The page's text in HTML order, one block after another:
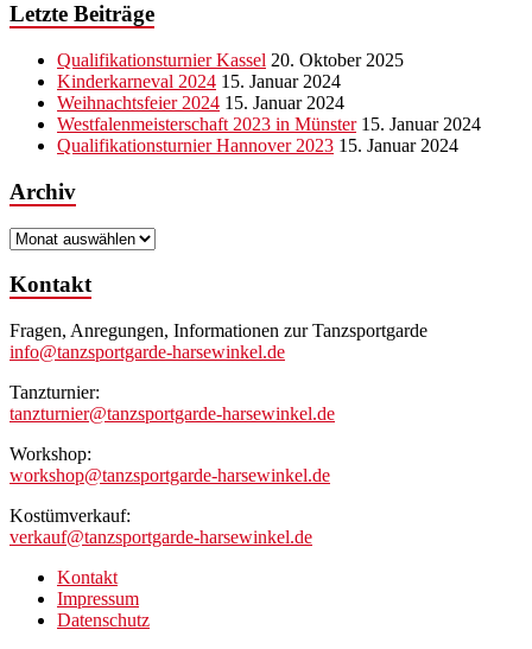
Letzte Beiträge
Qualifikationsturnier Kassel 20. Oktober 2025
Kinderkarneval 2024 15. Januar 2024
Weihnachtsfeier 2024 15. Januar 2024
Westfalenmeisterschaft 2023 in Münster 15. Januar 2024
Qualifikationsturnier Hannover 2023 15. Januar 2024
Archiv
Archiv
Kontakt
Fragen, Anregungen, Informationen zur Tanzsportgarde
info@tanzsportgarde-harsewinkel.de
Tanzturnier:
tanzturnier@tanzsportgarde-harsewinkel.de
Workshop:
workshop@tanzsportgarde-harsewinkel.de
Kostümverkauf:
verkauf@tanzsportgarde-harsewinkel.de
Kontakt
Impressum
Datenschutz